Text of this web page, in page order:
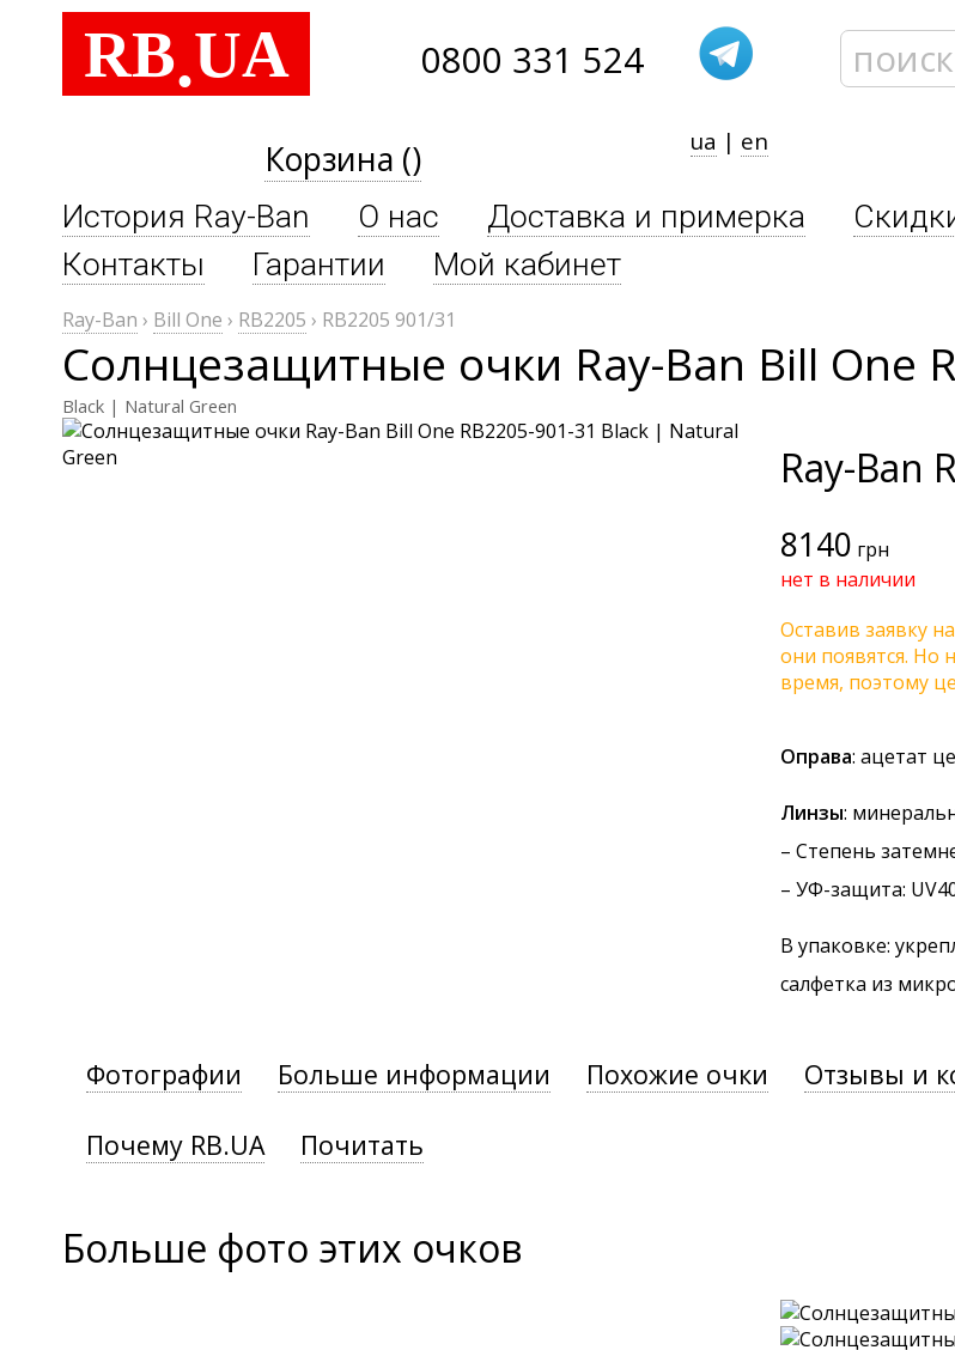
RB.UA 0800 331 524
Корзина () ua | en
История Ray-Ban О нас Доставка и примерка
Контакты
Гарантии Мой кабинет
Ray-Ban › Bill One › RB2205 › RB2205 901/31
Солнцезащитные очки Ray-Ban Bill One
Black | Natural Green
Ray-Ban
8140 грн
нет в наличии
Оставив заявку
они появятся. Но
время, поэтому
Оправа: ацетат
Линзы:
– Степень
– УФ-защита:
В упаковке:
салфетка из
Фотографии Больше информации Похожие очки Отзывы и
Почему RB.UA Почитать
Больше фото этих очков